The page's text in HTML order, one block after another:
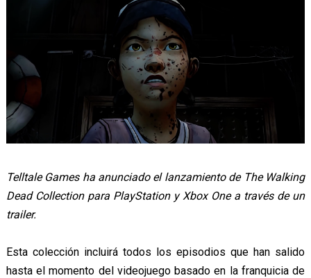
Telltale Games ha anunciado el lanzamiento de The Walking
Dead Collection para PlayStation y Xbox One a través de un
trailer.
Esta colección incluirá todos los episodios que han salido
hasta el momento del videojuego basado en la franquicia de